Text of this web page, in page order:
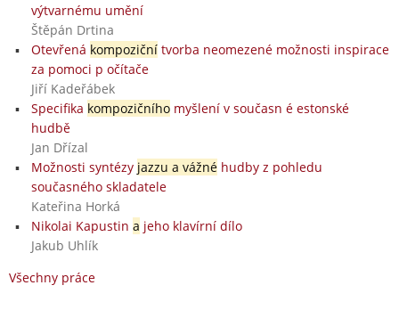
výtvarnému umění
Štěpán Drtina
Otevřená kompozičnítvorba neomezené možnosti inspirace
za pomoci p očítače
Jiří Kadeřábek
Specifika kompozičníhomyšlení v současn é estonské
hudbě
Jan Dřízal
Možnosti syntézy jazzu a vážnéhudby z pohledu
současného skladatele
Kateřina Horká
Nikolai Kapustin a jeho klavírní dílo
Jakub Uhlík
Všechny práce